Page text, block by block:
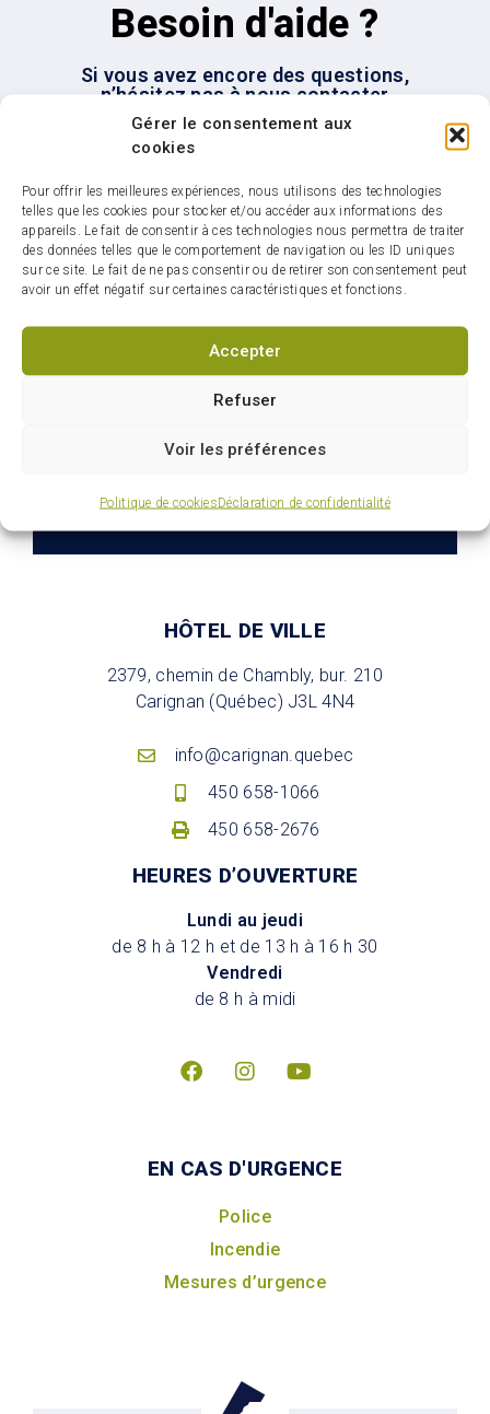
Gérer le consentement aux
cookies
Pour offrir les meilleures expériences, nous utilisons des technologies
telles que les cookies pour stocker et/ou accéder aux informations des
appareils. Le fait de consentir à ces technologies nous permettra de traiter
des données telles que le comportement de navigation ou les ID uniques
sur ce site. Le fait de ne pas consentir ou de retirer son consentement peut
avoir un effet négatif sur certaines caractéristiques et fonctions.
Accepter
Refuser
Voir les préférences
Politique de cookiesDéclaration de confidentialité
Besoin d'aide ?
Si vous avez encore des questions,
n’hésitez pas à nous contacter
Nous joindre
Infolettre : restez
connectés sur votre ville
HÔTEL DE VILLE
2379, chemin de Chambly, bur. 210
Carignan (Québec) J3L 4N4
info@carignan.quebec
450 658-1066
450 658-2676
HEURES D’OUVERTURE
Lundi au jeudi
de 8 h à 12 h et de 13 h à 16 h 30
Vendredi
de 8 h à midi
EN CAS D'URGENCE
Police
Incendie
Mesures d’urgence